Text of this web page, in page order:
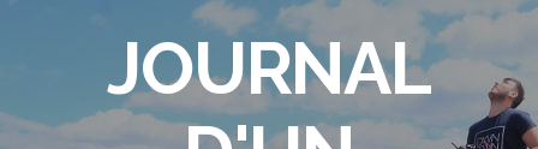
JOURNAL